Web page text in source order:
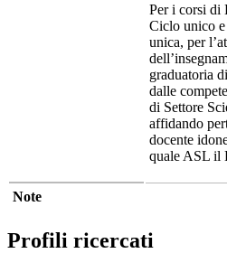
Per i corsi di
Ciclo unico
unica, per
graduatoria
dalle
di Settore
affidando
docente
quale ASL il
Note
Profili ricercati